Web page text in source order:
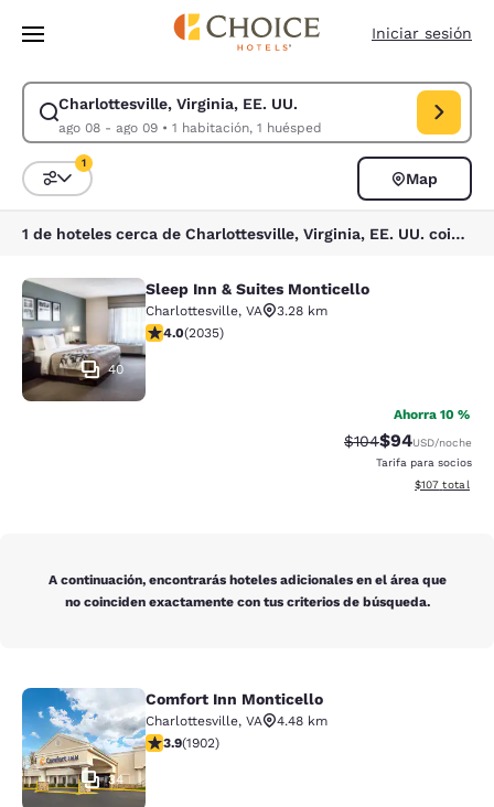
Pasar A Contenido Principal
Iniciar sesión
Charlottesville, Virginia, EE. UU.
ago 08 - ago 09• 1 habitación, 1 huésped
Modificar la búsqueda de Charlottesville, Virginia, EE. UU.. Fecha de
Ordenar y filtrar
1
Map
1 de hoteles cerca de Charlottesville, Virginia, EE. UU. coinciden con tus filtros
Sleep Inn & Suites Monticello
40
Sleep Inn & Suites Monticello
Charlottesville, VA
3.28 km
calificación de 4.03 estrellas. Muy bueno. 2035
4.0(2035)
Ahorra 10 %
Precio tachado:
$104Precio con
$94USD/noche
Tarifa para socios
Ver detalles
$107 total
A continuación, encontrarás hoteles adicionales en el área que
no coinciden exactamente con tus criterios de búsqueda.
Comfort Inn Monticello
34
Comfort Inn Monticello
Charlottesville, VA
4.48 km
calificación de 3.93 estrellas. Bueno. 1902 reseñas
3.9(1902)